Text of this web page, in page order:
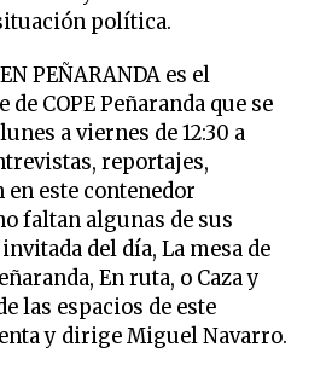
política.
PEÑARANDA es el
COPE Peñaranda que se
a viernes de 12:30 a
reportajes,
en este contenedor
faltan algunas de sus
del día, La mesa de
En ruta, o Caza y
las espacios de este
y dirige Miguel Navarro.